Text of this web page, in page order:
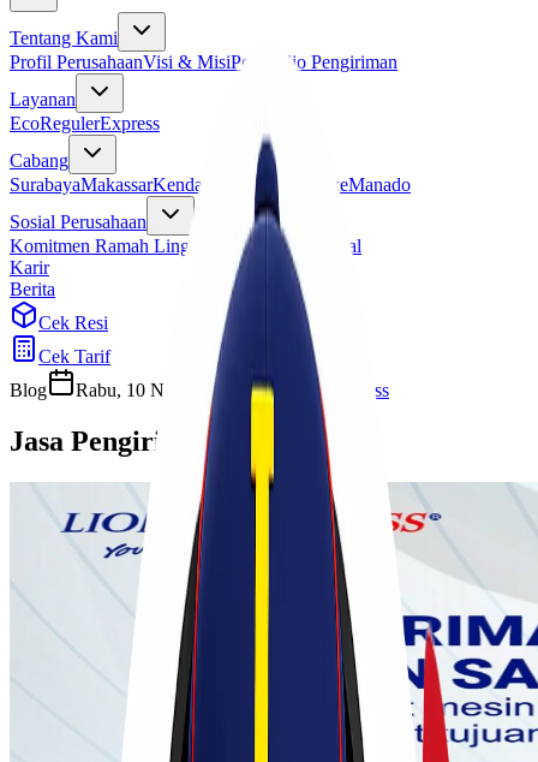
Tentang Kami
Profil PerusahaanVisi & MisiPortofolio Pengiriman
Layanan
EcoRegulerExpress
Cabang
SurabayaMakassarKendari Jayapura MeraukeManado
Sosial Perusahaan
Komitmen Ramah LingkunganProgram Sosial
Karir
Berita
Cek Resi
Cek Tarif
Blog
Rabu, 10 November 2021 seoexpress
Jasa Pengiriman Spareparts